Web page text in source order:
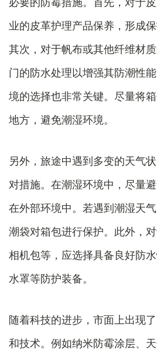
业的皮革护理产品保养，形成保
其次，对于帆布或其他纤维材
门的防水处理以增强其防潮性
境的选择也非常关键。尽量将
地方，避免潮湿环境。
另外，旅途中遇到多变的天气
对措施。在潮湿环境中，尽量
在外部环境中。若遇到潮湿天
潮袋对箱包进行保护。此外，
相机包等，应选择具备良好防
水罩等防护装备。
随着科技的进步，市面上出现
和技术。例如纳米防霉涂层、